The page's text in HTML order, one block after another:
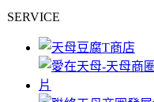
SERVICE